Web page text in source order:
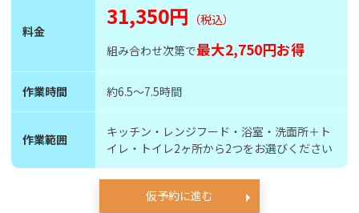
料金
31,350円 （税込）
組み合わせ次第で最大2,750円お得
作業時間 約6.5〜7.5時間
作業範囲
キッチン・レンジフード・浴室・洗面所＋ト
イレ・トイレ2ヶ所から2つをお選びください
仮予約に進む